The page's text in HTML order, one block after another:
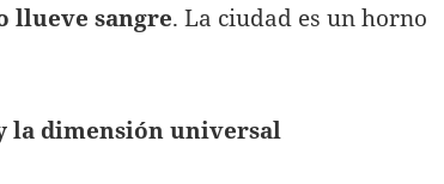
llueve sangre. La ciudad es un horno
la dimensión universal